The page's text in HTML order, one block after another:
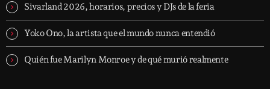
Sivarland 2026, horarios, precios y DJs de la feria
Yoko Ono, la artista que el mundo nunca entendió
Quién fue Marilyn Monroe y de qué murió realmente